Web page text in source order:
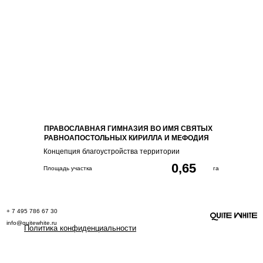
0,65 га
Площадь участка
ПРАВОСЛАВНАЯ ГИМНАЗИЯ ВО ИМЯ СВЯТЫХ
РАВНОАПОСТОЛЬНЫХ КИРИЛЛА И МЕФОДИЯ
Концепция благоустройства территории
info@quitewhite.ru
+ 7 495 786 67 30
Политика конфиденциальности